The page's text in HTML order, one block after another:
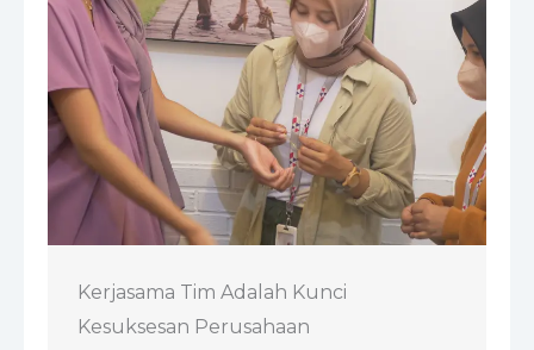
Kerjasama Tim Adalah Kunci
Kesuksesan Perusahaan